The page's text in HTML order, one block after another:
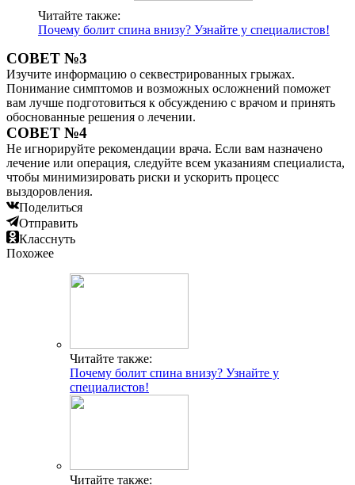
Читайте также:
Почему болит спина внизу? Узнайте у специалистов!
СОВЕТ №3
Изучите информацию о секвестрированных грыжах.
Понимание симптомов и возможных осложнений поможет
вам лучше подготовиться к обсуждению с врачом и принять
обоснованные решения о лечении.
СОВЕТ №4
Не игнорируйте рекомендации врача. Если вам назначено
лечение или операция, следуйте всем указаниям специалиста,
чтобы минимизировать риски и ускорить процесс
выздоровления.
Поделиться
Отправить
Класснуть
Похожее
Читайте также:
Почему болит спина внизу? Узнайте у
специалистов!
Читайте также: